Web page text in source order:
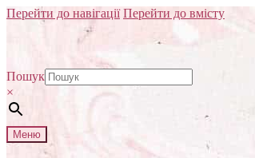
Перейти до навігації Перейти до вмісту
Пошук
×
Меню